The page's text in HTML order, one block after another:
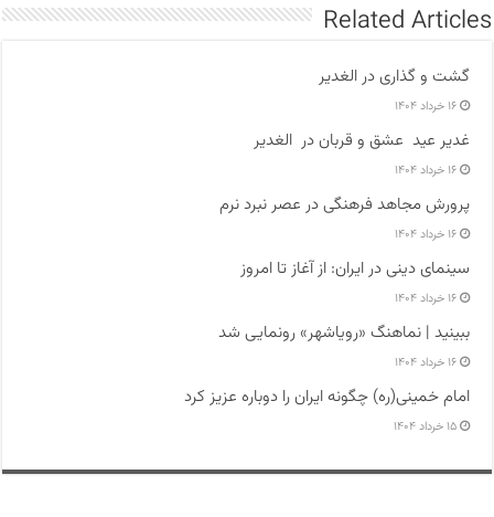
Related Articles
گشت و گذاری در الغدیر
۱۶ خرداد ۱۴۰۴
غدیر عید عشق و قربان در الغدیر
۱۶ خرداد ۱۴۰۴
پرورش مجاهد فرهنگی در عصر نبرد نرم
۱۶ خرداد ۱۴۰۴
سینمای دینی در ایران: از آغاز تا امروز
۱۶ خرداد ۱۴۰۴
ببینید | نماهنگ «رویاشهر» رونمایی شد
۱۶ خرداد ۱۴۰۴
امام خمینی(ره) چگونه ایران را دوباره عزیز کرد
۱۵ خرداد ۱۴۰۴